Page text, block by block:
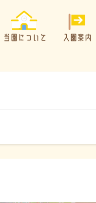
当園について 入園案内